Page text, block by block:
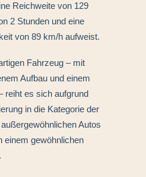
Reichweite von 129
2 Stunden und eine
von 89 km/h aufweist.
Fahrzeug – mit
Aufbau und einem
reiht es sich aufgrund
in die Kategorie der
Autos
einem gewöhnlichen